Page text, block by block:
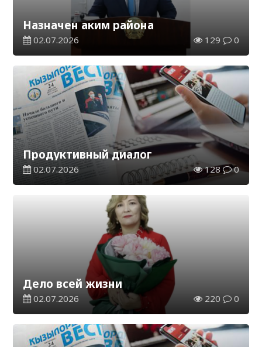
Назначен аким района
02.07.2026 129 0
Продуктивный диалог
02.07.2026 128 0
Дело всей жизни
02.07.2026 220 0